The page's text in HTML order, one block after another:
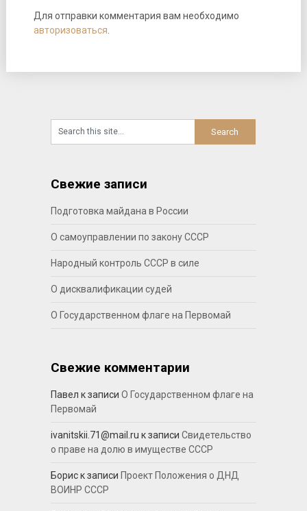
Для отправки комментария вам необходимо
авторизоваться
Свежие записи
Подготовка майдана в России
О самоуправлении по закону СССР
Народный контроль СССР в силе
О дисквалификации судей
О Государственном флаге на Первомай
Свежие комментарии
Павел к записи О Государственном флаге на
Первомай
ivanitskii.71@mail.ru к записи Свидетельство
о праве на долю в имуществе СССР
Бориск записи Проект Положения о ДНД
ВОИНР СССР